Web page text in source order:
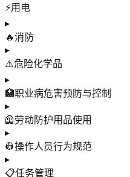
⚡用电
▸
🔥消防
▸
⚠️危险化学品
▸
🏥职业病危害预防与控制
▸
🦺劳动防护用品使用
▸
👷操作人员行为规范
▸
📋任务管理